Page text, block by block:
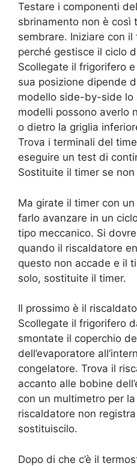
Testare i componenti
sbrinamento non è così
sembrare. Iniziare con
perché gestisce il ciclo
Scollegate il frigorifero
sua posizione dipende
modello side-by-side lo
modelli possono averlo
o dietro la griglia
Trova i terminali del
eseguire un test di
Sostituite il timer se non
Ma girate il timer con
farlo avanzare in un
tipo meccanico. Si
quando il riscaldatore
questo non accade e il
solo, sostituite il timer.
Il prossimo è il
Scollegate il frigorifero
smontate il coperchio
dell’evaporatore
congelatore. Trova il
accanto alle bobine
con un multimetro per
riscaldatore non
sostituiscilo.
Dopo di che c’è il